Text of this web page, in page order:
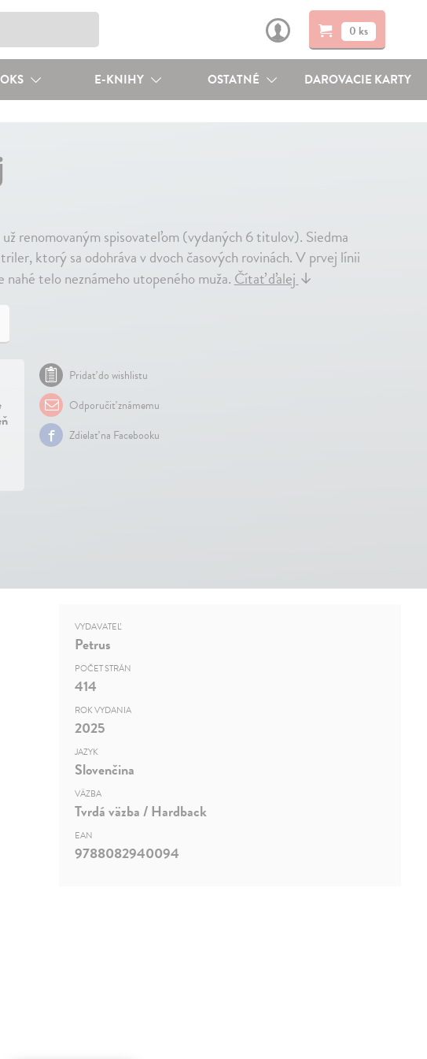
0 ks
E-KNIHY OSTATNÉ DAROVACIE KARTY
renomovaným spisovateľom (vydaných 6 titulov). Siedma
ktorý sa odohráva v dvoch časových rovinách. V prvej línii
telo neznámeho utopeného muža.Čítať ďalej↓
Pridať do wishlistu
Odporučiť známemu
Zdielať na Facebooku
VYDAVATEĽ
Petrus
POČET STRÁN
414
ROK VYDANIA
2025
JAZYK
Slovenčina
VÄZBA
Tvrdá väzba / Hardback
EAN
9788082940094